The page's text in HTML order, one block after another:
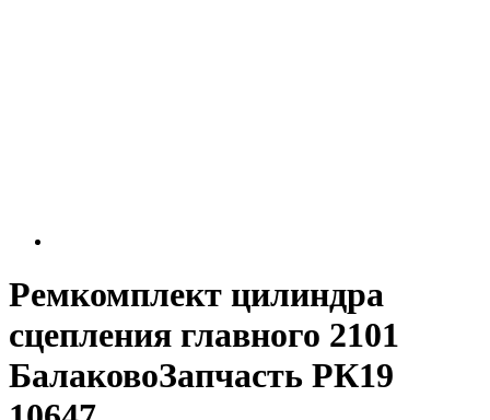
Ремкомплект цилиндра
сцепления главного 2101
БалаковоЗапчасть РК19